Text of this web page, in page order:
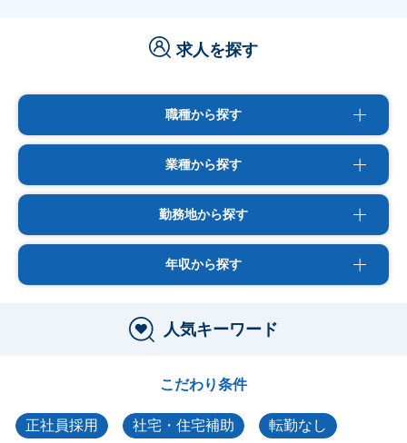
求人を探す
職種から探す
業種から探す
勤務地から探す
年収から探す
人気キーワード
こだわり条件
正社員採用 社宅・住宅補助 転勤なし